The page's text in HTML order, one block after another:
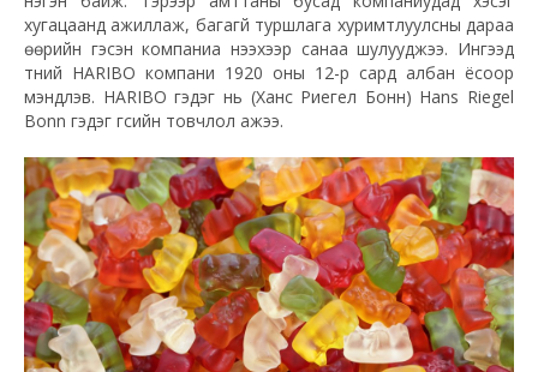
хугацаанд ажиллаж, багагүй туршлага хуримтлуулсны дараа
өөрийн гэсэн компаниа нээхээр санаа шулууджээ. Ингээд
түүний HARIBO компани 1920 оны 12-р сард албан ёсоор
мэндлэв. HARIBO гэдэг нь (Ханс Риегел Бонн) Hans Riegel
Bonn гэдэг үгсийн товчлол ажээ.